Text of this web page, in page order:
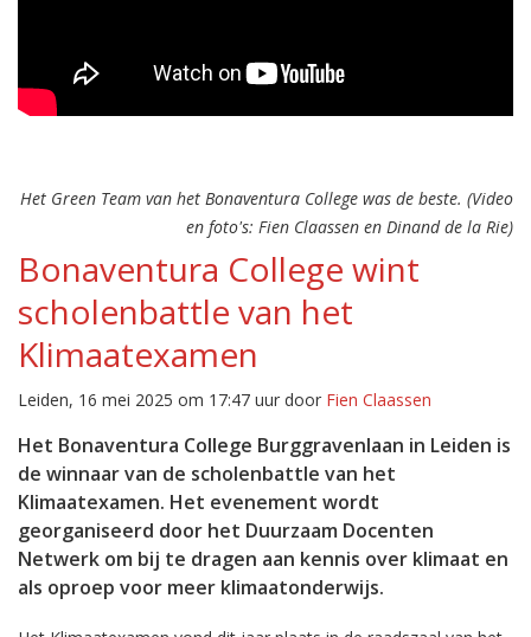
Het Green Team van het Bonaventura College was de beste. (Video
en foto's: Fien Claassen en Dinand de la Rie)
Bonaventura College wint
scholenbattle van het
Klimaatexamen
Leiden, 16 mei 2025 om 17:47 uur door Fien Claassen
Het Bonaventura College Burggravenlaan in Leiden is
de winnaar van de scholenbattle van het
Klimaatexamen. Het evenement wordt
georganiseerd door het Duurzaam Docenten
Netwerk om bij te dragen aan kennis over klimaat en
als oproep voor meer klimaatonderwijs.